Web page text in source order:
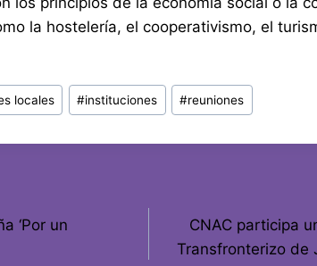
la hostelería, el cooperativismo, el
locales #instituciones #reuniones
‘Por un
CNAC participa
Transfronterizo de